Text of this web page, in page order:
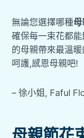
無論您選擇哪種
確保每一束花都
的母親帶來最溫暖
呵護,感恩母親吧!
– 徐小姐, Faful